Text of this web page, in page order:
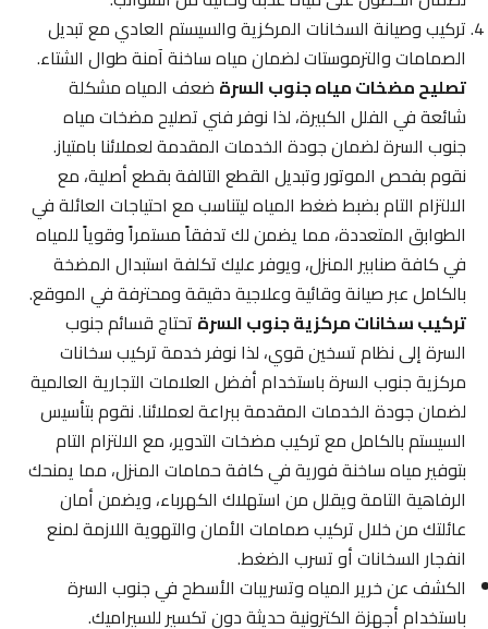
تركيب وصيانة السخانات المركزية والسيستم العادي مع تبديل
الصمامات والترموستات لضمان مياه ساخنة آمنة طوال الشتاء.
تصليح مضخات مياه جنوب السرةضعف المياه مشكلة
شائعة في الفلل الكبيرة، لذا نوفر فني تصليح مضخات مياه
جنوب السرة لضمان جودة الخدمات المقدمة لعملائنا بامتياز.
نقوم بفحص الموتور وتبديل القطع التالفة بقطع أصلية، مع
الالتزام التام بضبط ضغط المياه ليتناسب مع احتياجات العائلة في
الطوابق المتعددة، مما يضمن لك تدفقاً مستمراً وقوياً للمياه
في كافة صنابير المنزل، ويوفر عليك تكلفة استبدال المضخة
بالكامل عبر صيانة وقائية وعلاجية دقيقة ومحترفة في الموقع.
تركيب سخانات مركزية جنوب السرةتحتاج قسائم جنوب
السرة إلى نظام تسخين قوي، لذا نوفر خدمة تركيب سخانات
مركزية جنوب السرة باستخدام أفضل العلامات التجارية العالمية
لضمان جودة الخدمات المقدمة ببراعة لعملائنا. نقوم بتأسيس
السيستم بالكامل مع تركيب مضخات التدوير، مع الالتزام التام
بتوفير مياه ساخنة فورية في كافة حمامات المنزل، مما يمنحك
الرفاهية التامة ويقلل من استهلاك الكهرباء، ويضمن أمان
عائلتك من خلال تركيب صمامات الأمان والتهوية اللازمة لمنع
انفجار السخانات أو تسرب الضغط.
الكشف عن خرير المياه وتسريبات الأسطح في جنوب السرة
باستخدام أجهزة الكترونية حديثة دون تكسير للسيراميك.